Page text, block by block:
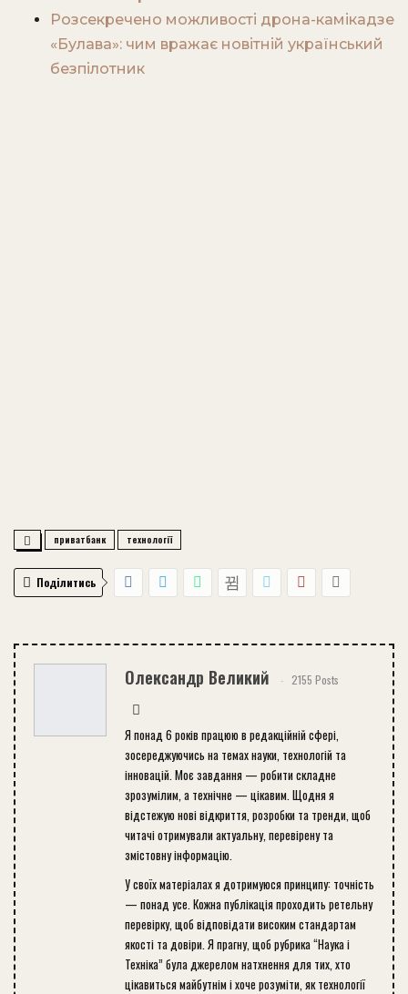
Розсекречено можливості дрона-камікадзе
«Булава»: чим вражає новітній український
безпілотник
приватбанк технології
Поділитись
Олександр Великий 2155 Posts
Я понад 6 років працюю в редакційній сфері,
зосереджуючись на темах науки, технологій та
інновацій. Моє завдання — робити складне
зрозумілим, а технічне — цікавим. Щодня я
відстежую нові відкриття, розробки та тренди, щоб
читачі отримували актуальну, перевірену та
змістовну інформацію.
У своїх матеріалах я дотримуюся принципу: точність
— понад усе. Кожна публікація проходить ретельну
перевірку, щоб відповідати високим стандартам
якості та довіри. Я прагну, щоб рубрика “Наука і
Техніка” була джерелом натхнення для тих, хто
цікавиться майбутнім і хоче розуміти, як технології